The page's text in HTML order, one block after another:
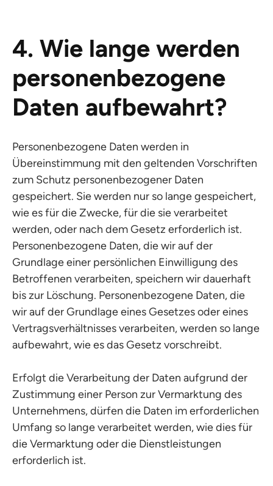
4. Wie lange werden
personenbezogene
Daten aufbewahrt?
Personenbezogene Daten werden in
Übereinstimmung mit den geltenden Vorschriften
zum Schutz personenbezogener Daten
gespeichert. Sie werden nur so lange gespeichert,
wie es für die Zwecke, für die sie verarbeitet
werden, oder nach dem Gesetz erforderlich ist.
Personenbezogene Daten, die wir auf der
Grundlage einer persönlichen Einwilligung des
Betroffenen verarbeiten, speichern wir dauerhaft
bis zur Löschung. Personenbezogene Daten, die
wir auf der Grundlage eines Gesetzes oder eines
Vertragsverhältnisses verarbeiten, werden so lange
aufbewahrt, wie es das Gesetz vorschreibt.
Erfolgt die Verarbeitung der Daten aufgrund der
Zustimmung einer Person zur Vermarktung des
Unternehmens, dürfen die Daten im erforderlichen
Umfang so lange verarbeitet werden, wie dies für
die Vermarktung oder die Dienstleistungen
erforderlich ist.